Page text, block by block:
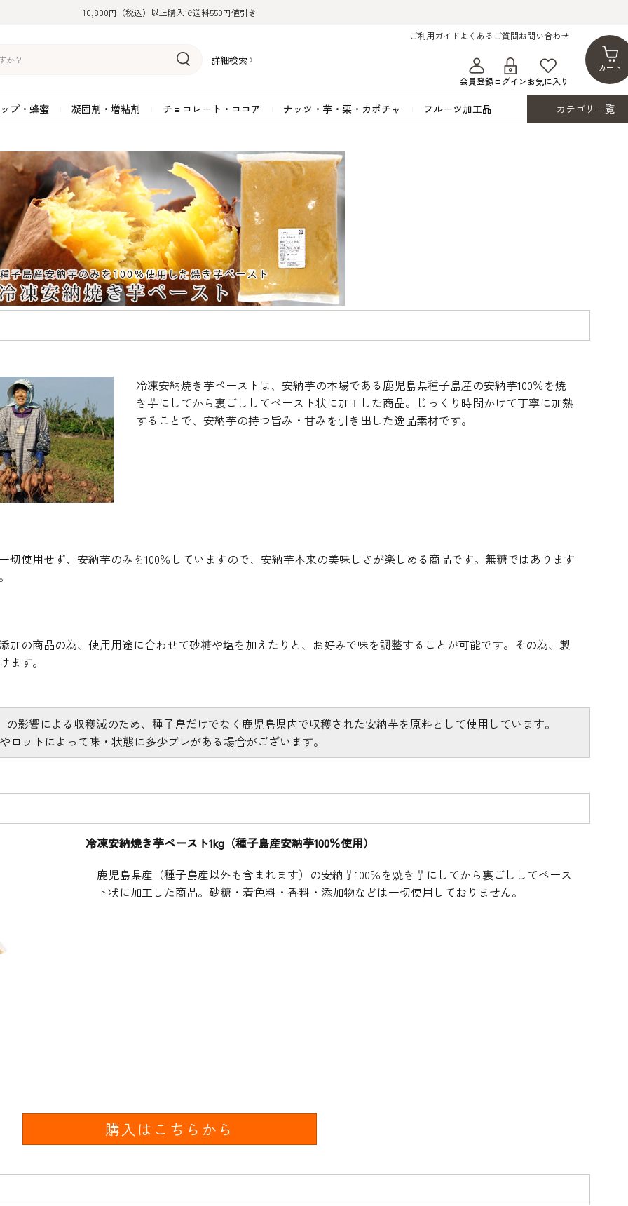
10,800円（税込）以上購入で送料550円値引き
詳細検索
ご利用ガイドよくあるご質問お問い合わせ
会員登録ログインお気に入り
カート
ーム オイル・ラード
粉
米粉
野菜加工品
雑穀類
でんぷん粉
ミックス粉
その他粉類
プ・蜂蜜
・ブラウンシュガー
メル加工品
水飴・転化糖・フォンダン
てん菜糖（ビート糖）
メープル・モラセス
シロップ・ソース
蜂蜜・蜜蝋
黒みつ・黒糖蜜
ワッフルシュガー
その他の砂糖類
凝固剤・増粘剤
ゼラチン
ペクチン
寒天
アガー
増粘剤・安定剤
SOSA
その他
チョコレート・ココア
スイートチョコレート
ミルクチョコレート
ホワイトチョコレート
ガナッシュ用チョコレート
ナッツ・芋・栗・カボチャ
アーモンド
クルミ
ピスタチオ
ヘーゼルナッツ
ココナッツ
ペースト
プラリネ
栗・マロン
ポテト・芋
カボチャ・パンプキン
その他のナッツ・シード
フルーツ加工品
ドライフルーツ
フルーツピューレ
フルーツピール
フルーツホール・カット
ジャム・ソース・ペースト
果汁・エキス
粉末・顆粒
フリーズドライ
カテゴリ一覧
凝固剤・増粘剤
チョコレート・ココ
ア
ナッツ・芋・栗・カ
ボチャ
ーブ
素･キャンドル
ザートカップ
冷凍安納焼き芋ペーストは、安納芋の本場である鹿児島県種子島産の安納芋100％を焼
き芋にしてから裏ごししてペースト状に加工した商品。じっくり時間かけて丁寧に加熱
することで、安納芋の持つ旨み・甘みを引き出した逸品素材です。
使用せず、安納芋のみを100％していますので、安納芋本来の美味しさが楽しめる商品です。無糖ではあります
加の商品の為、使用用途に合わせて砂糖や塩を加えたりと、お好みで味を調整することが可能です。その為、製
ます。
影響による収穫減のため、種子島だけでなく鹿児島県内で収穫された安納芋を原料として使用しています。
ットによって味・状態に多少ブレがある場合がございます。
冷凍安納焼き芋ペースト1kg（種子島産安納芋100％使用）
鹿児島県産（種子島産以外も含まれます）の安納芋100％を焼き芋にしてから裏ごししてペース
ト状に加工した商品。砂糖・着色料・香料・添加物などは一切使用しておりません。
購入はこちらから